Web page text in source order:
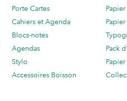
Porte Cartes
Cahiers et Agenda
Blocs-notes
Agendas
Stylo
Accessoires Boisson
Pack